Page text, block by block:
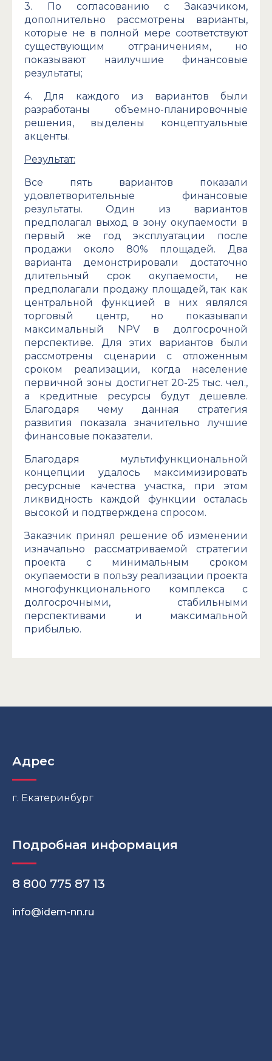
3. По согласованию с Заказчиком,
дополнительно рассмотрены варианты,
которые не в полной мере соответствуют
существующим отграничениям, но
показывают наилучшие финансовые
результаты;
4. Для каждого из вариантов были
разработаны объемно-планировочные
решения, выделены концептуальные
акценты.
Результат:
Все пять вариантов показали
удовлетворительные финансовые
результаты. Один из вариантов
предполагал выход в зону окупаемости в
первый же год эксплуатации после
продажи около 80% площадей. Два
варианта демонстрировали достаточно
длительный срок окупаемости, не
предполагали продажу площадей, так как
центральной функцией в них являлся
торговый центр, но показывали
максимальный NPV в долгосрочной
перспективе. Для этих вариантов были
рассмотрены сценарии с отложенным
сроком реализации, когда население
первичной зоны достигнет 20-25 тыс. чел.,
а кредитные ресурсы будут дешевле.
Благодаря чему данная стратегия
развития показала значительно лучшие
финансовые показатели.
Благодаря мультифункциональной
концепции удалось максимизировать
ресурсные качества участка, при этом
ликвидность каждой функции осталась
высокой и подтверждена спросом.
Заказчик принял решение об изменении
изначально рассматриваемой стратегии
проекта с минимальным сроком
окупаемости в пользу реализации проекта
многофункционального комплекса с
долгосрочными, стабильными
перспективами и максимальной
прибылью.
Адрес
г. Екатеринбург
Подробная информация
8 800 775 87 13
info@idem-nn.ru